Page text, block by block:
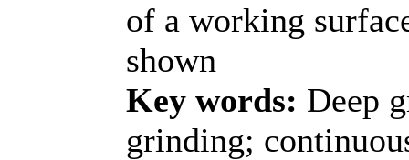
of a working
shown
Key words: Deep
grinding;